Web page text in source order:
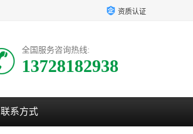
资质认证
全国服务咨询热线:
13728182938
联系方式